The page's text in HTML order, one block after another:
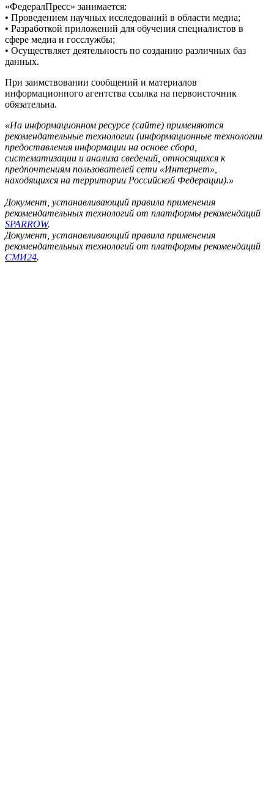
«ФедералПресс» занимается:
• Проведением научных исследований в области медиа;
• Разработкой приложений для обучения специалистов в
сфере медиа и госслужбы;
• Осуществляет деятельность по созданию различных баз
данных.
При заимствовании сообщений и материалов
информационного агентства ссылка на первоисточник
обязательна.
«На информационном ресурсе (сайте) применяются
рекомендательные технологии (информационные технологии
предоставления информации на основе сбора,
систематизации и анализа сведений, относящихся к
предпочтениям пользователей сети «Интернет»,
находящихся на территории Российской Федерации).»
Документ, устанавливающий правила применения
рекомендательных технологий от платформы рекомендаций
SPARROW.
Документ, устанавливающий правила применения
рекомендательных технологий от платформы рекомендаций
СМИ24.